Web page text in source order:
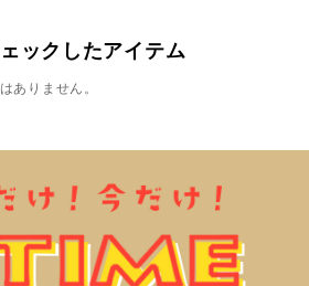
ックしたアイテム
ありません。